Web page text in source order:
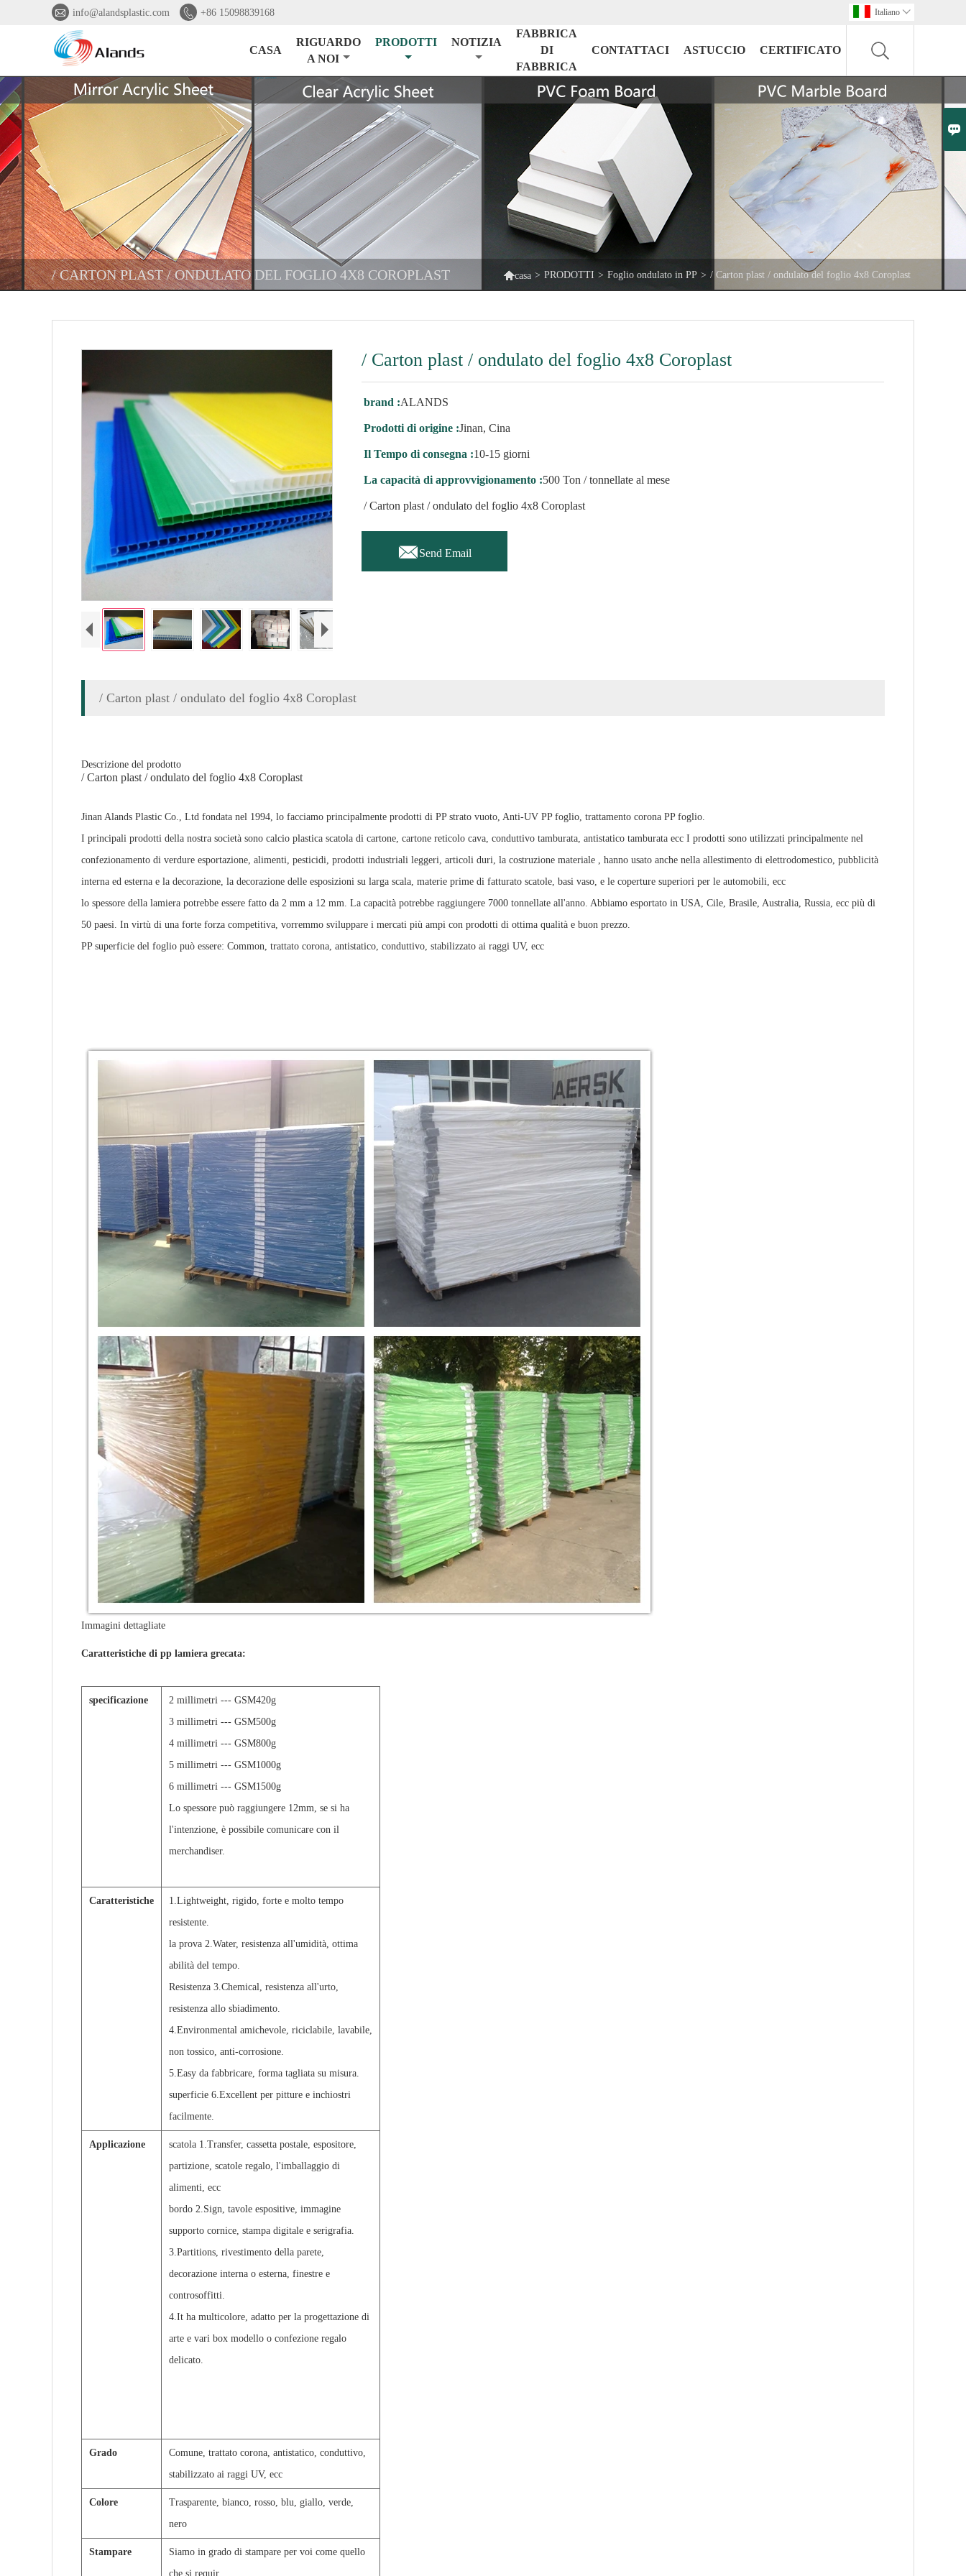

 info@alandsplastic.com  +86 15098839168 Italiano 
CASA
RIGUARDO
A NOI
PRODOTTI NOTIZIA
FABBRICA
DI
FABBRICA
CONTATTACI ASTUCCIO CERTIFICATO
/ CARTON PLAST / ONDULATO DEL FOGLIO 4X8 COROPLAST casa > PRODOTTI > Foglio ondulato in PP > / Carton plast / ondulato del foglio 4x8 Coroplast
/ Carton plast / ondulato del foglio 4x8 Coroplast
brand :ALANDS
Prodotti di origine :Jinan, Cina
Il Tempo di consegna :10-15 giorni
La capacità di approvvigionamento :500 Ton / tonnellate al mese
/ Carton plast / ondulato del foglio 4x8 Coroplast
Send Email
/ Carton plast / ondulato del foglio 4x8 Coroplast
Descrizione del prodotto
/ Carton plast / ondulato del foglio 4x8 Coroplast
Jinan Alands Plastic Co., Ltd fondata nel 1994, lo facciamo principalmente prodotti di PP strato vuoto, Anti-UV PP foglio, trattamento corona PP foglio.
I principali prodotti della nostra società sono calcio plastica scatola di cartone, cartone reticolo cava, conduttivo tamburata, antistatico tamburata ecc I prodotti sono utilizzati principalmente nel
confezionamento di verdure esportazione, alimenti, pesticidi, prodotti industriali leggeri, articoli duri, la costruzione materiale , hanno usato anche nella allestimento di elettrodomestico, pubblicità
interna ed esterna e la decorazione, la decorazione delle esposizioni su larga scala, materie prime di fatturato scatole, basi vaso, e le coperture superiori per le automobili, ecc
lo spessore della lamiera potrebbe essere fatto da 2 mm a 12 mm. La capacità potrebbe raggiungere 7000 tonnellate all'anno. Abbiamo esportato in USA, Cile, Brasile, Australia, Russia, ecc più di
50 paesi. In virtù di una forte forza competitiva, vorremmo sviluppare i mercati più ampi con prodotti di ottima qualità e buon prezzo.
PP superficie del foglio può essere: Common, trattato corona, antistatico, conduttivo, stabilizzato ai raggi UV, ecc
Immagini dettagliate
Caratteristiche di pp lamiera grecata:
specificazione
2 millimetri --- GSM420g
3 millimetri --- GSM500g
4 millimetri --- GSM800g
5 millimetri --- GSM1000g
6 millimetri --- GSM1500g
Lo spessore può raggiungere 12mm, se si ha
l'intenzione, è possibile comunicare con il
merchandiser.
Caratteristiche
1.Lightweight, rigido, forte e molto tempo
resistente.
la prova 2.Water, resistenza all'umidità, ottima
abilità del tempo.
Resistenza 3.Chemical, resistenza all'urto,
resistenza allo sbiadimento.
4.Environmental amichevole, riciclabile, lavabile,
non tossico, anti-corrosione.
5.Easy da fabbricare, forma tagliata su misura.
superficie 6.Excellent per pitture e inchiostri
facilmente.
Applicazione
scatola 1.Transfer, cassetta postale, espositore,
partizione, scatole regalo, l'imballaggio di
alimenti, ecc
bordo 2.Sign, tavole espositive, immagine
supporto cornice, stampa digitale e serigrafia.
3.Partitions, rivestimento della parete,
decorazione interna o esterna, finestre e
controsoffitti.
4.It ha multicolore, adatto per la progettazione di
arte e vari box modello o confezione regalo
delicato.
Grado
Comune, trattato corona, antistatico, conduttivo,
stabilizzato ai raggi UV, ecc
Colore
Trasparente, bianco, rosso, blu, giallo, verde,
nero
Stampare
Siamo in grado di stampare per voi come quello
che si requir